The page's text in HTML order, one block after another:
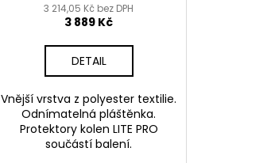
3 214,05 Kč bez DPH
3 889 Kč
DETAIL
Vnější vrstva z polyester textilie.
Odnímatelná pláštěnka.
Protektory kolen LITE PRO
součástí balení.